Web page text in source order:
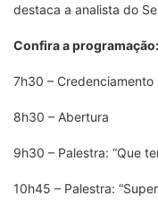
destaca a analista do
Confira a programação:
7h30 – Credenciamento
8h30 – Abertura
9h30 – Palestra: “Que
10h45 – Palestra: